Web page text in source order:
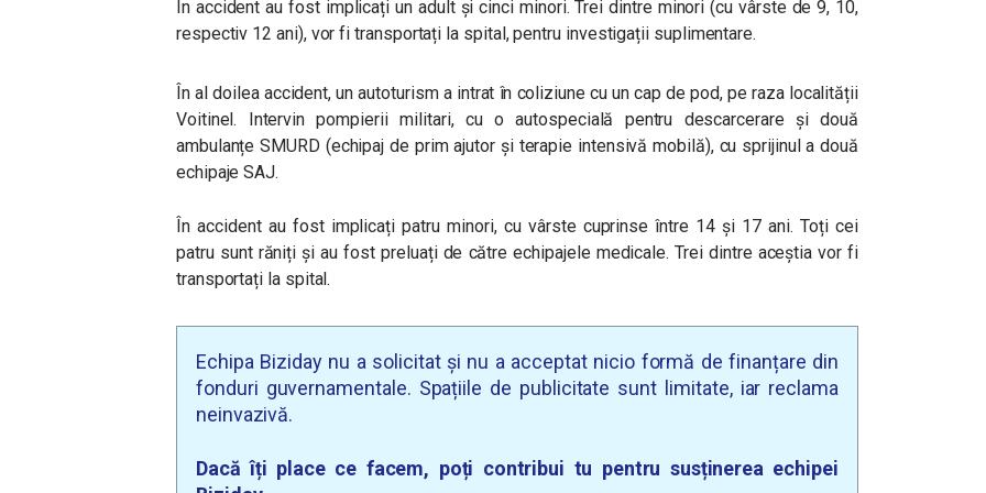
În accident au fost implicați un adult și cinci minori. Trei dintre minori (cu vârste de 9, 10,
respectiv 12 ani), vor fi transportați la spital, pentru investigații suplimentare.
În al doilea accident, un autoturism a intrat în coliziune cu un cap de pod, pe raza localității
Voitinel. Intervin pompierii militari, cu o autospecială pentru descarcerare și două
ambulanțe SMURD (echipaj de prim ajutor și terapie intensivă mobilă), cu sprijinul a două
echipaje SAJ.
În accident au fost implicați patru minori, cu vârste cuprinse între 14 și 17 ani. Toți cei
patru sunt răniți și au fost preluați de către echipajele medicale. Trei dintre aceștia vor fi
transportați la spital.
Echipa Biziday nu a solicitat și nu a acceptat nicio formă de finanțare din
fonduri guvernamentale. Spațiile de publicitate sunt limitate, iar reclama
neinvazivă.
Dacă îți place ce facem, poți contribui tu pentru susținerea echipei